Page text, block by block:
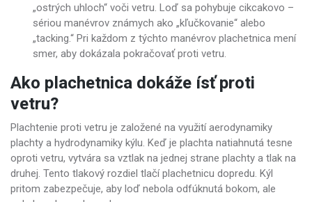
„ostrých uhloch“ voči vetru. Loď sa pohybuje cikcakovo –
sériou manévrov známych ako „kľučkovanie“ alebo
„tacking.“ Pri každom z týchto manévrov plachetnica mení
smer, aby dokázala pokračovať proti vetru.
Ako plachetnica dokáže ísť proti
vetru?
Plachtenie proti vetru je založené na využití aerodynamiky
plachty a hydrodynamiky kýlu. Keď je plachta natiahnutá tesne
oproti vetru, vytvára sa vztlak na jednej strane plachty a tlak na
druhej. Tento tlakový rozdiel tlačí plachetnicu dopredu. Kýl
pritom zabezpečuje, aby loď nebola odfúknutá bokom, ale